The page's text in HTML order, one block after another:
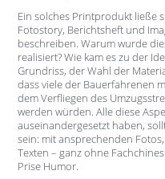
Ein solches Printprodukt ließe
Fotostory, Berichtsheft und
beschreiben. Warum wurde
realisiert? Wie kam es zu der
Grundriss, der Wahl der
dass viele der Bauerfahrenen
dem Verfliegen des
werden würden. Alle diese
auseinandergesetzt haben,
sein: mit ansprechenden
Texten – ganz ohne
Prise Humor.